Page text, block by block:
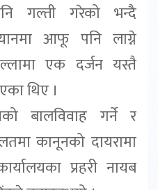
गल्ती गरेको भन्दै
आफू पनि लाग्ने
एक दर्जन यस्तै
थिए ।
बालविवाह गर्ने र
कानूनको दायरामा
प्रहरी नायब